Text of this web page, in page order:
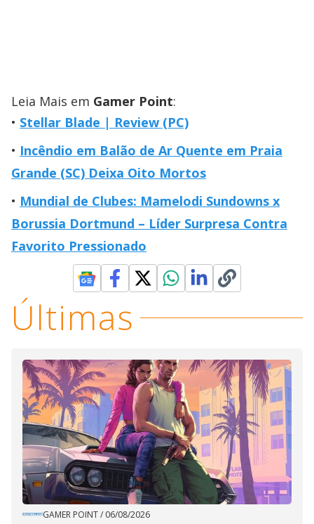
Leia Mais em Gamer Point:
Stellar Blade | Review (PC)
Incêndio em Balão de Ar Quente em Praia
Grande (SC) Deixa Oito Mortos
Mundial de Clubes: Mamelodi Sundowns x
Borussia Dortmund – Líder Surpresa Contra
Favorito Pressionado
Últimas
GAMER POINT/ 06/08/2026